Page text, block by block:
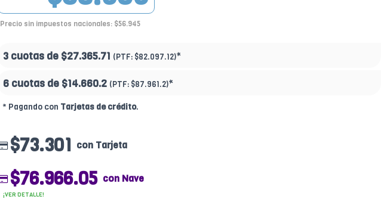
Precio sin impuestos nacionales: $56.945
3 cuotas de $27.365.71 (PTF: $82.097.12)*
6 cuotas de $14.660.2 (PTF: $87.961.2)*
* Pagando con Tarjetas de crédito.
$73.301 con Tarjeta
$76.966.05 con Nave
¡VER DETALLE!